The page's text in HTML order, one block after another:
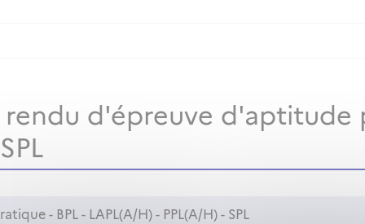
d'épreuve d'aptitude
- BPL - LAPL(A/H) - PPL(A/H) - SPL